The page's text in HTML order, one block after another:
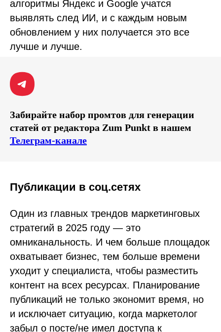
алгоритмы Яндекс и Google учатся
выявлять след ИИ, и с каждым новым
обновлением у них получается это все
лучше и лучше.
Забирайте набор промтов для генерации
статей от редактора Zum Punkt в нашем
Телеграм-канале
Публикации в соц.сетях
Один из главных трендов маркетинговых
стратегий в 2025 году — это
омниканальность. И чем больше площадок
охватывает бизнес, тем больше времени
уходит у специалиста, чтобы разместить
контент на всех ресурсах. Планирование
публикаций не только экономит время, но
и исключает ситуацию, когда маркетолог
забыл о посте/не имел доступа к